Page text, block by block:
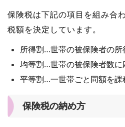
保険税は下記の項目を組み合
税額を決定しています。
所得割…世帯の被保険者の所
均等割…世帯の被保険者数に
平等割…一世帯ごと同額を課
保険税の納め方